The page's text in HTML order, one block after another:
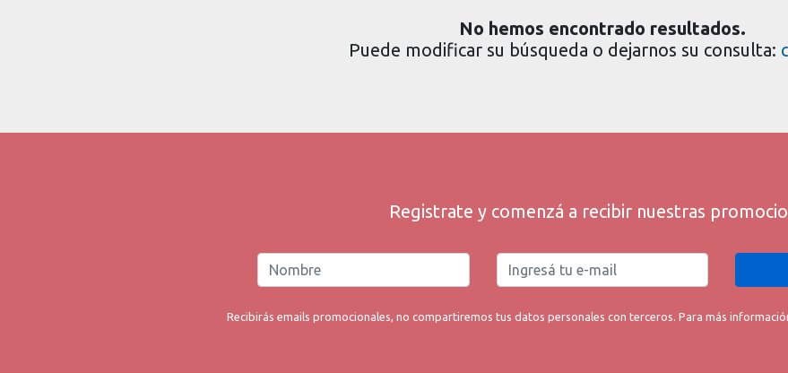
No hemos encontrado resultados.
Puede modificar su búsqueda o dejarnos su consulta:
Registrate y comenzá a recibir nuestras
Recibirás emails promocionales, no compartiremos tus datos personales con terceros. Para más